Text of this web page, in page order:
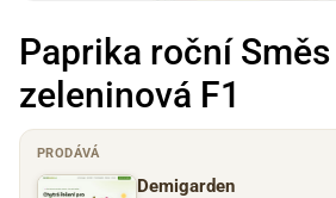
Paprika roční
zeleninová F1
PRODÁVÁ
Demigarden